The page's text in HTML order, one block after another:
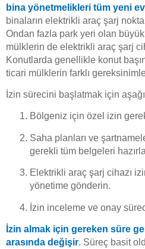
bina yönetmelikleri tüm yeni
binaların elektrikli araç şarj
Ondan fazla park yeri olan
mülklerin de elektrikli araç şarj
Konutlarda genellikle konut
ticari mülklerin farklı
İzin sürecini başlatmak için
Bölgeniz için özel izin
Saha planları ve
gerekli tüm belgeleri
Elektrikli araç şarj cihazı
yönetime gönderin.
İzin inceleme ve onay
İzin almak için gereken süre
arasında değişir. Süreç basit